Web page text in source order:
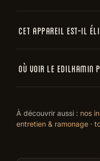
Cet appareil est-il
Où voir le
À découvrir aussi : nos
entretien & ramonage ·